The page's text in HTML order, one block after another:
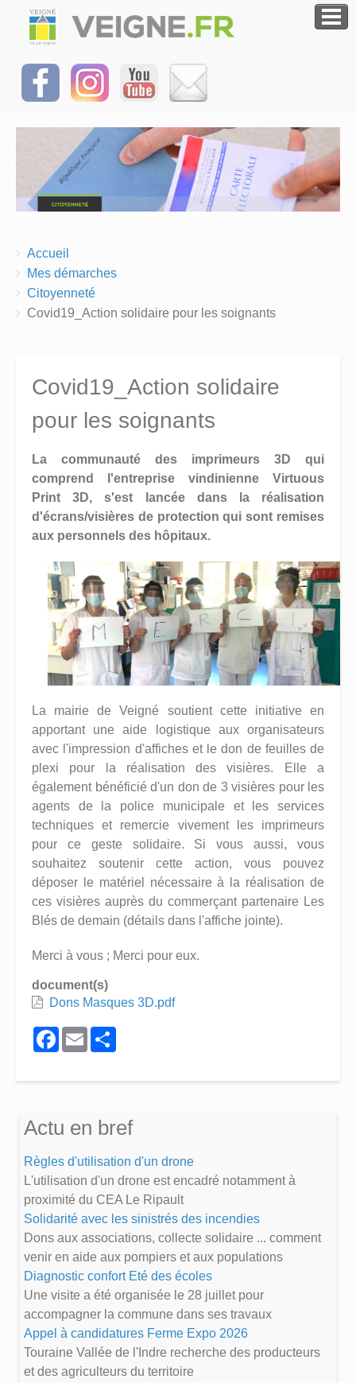
Breadcrumbs
You
are
here:
Accueil
Mes démarches
Citoyenneté
Covid19_Action solidaire pour les soignants
Covid19_Action solidaire
pour les soignants
La communauté des imprimeurs 3D qui
comprend l'entreprise vindinienne Virtuous
Print 3D, s'est lancée dans la réalisation
d'écrans/visières de protection qui sont remises
aux personnels des hôpitaux.
La mairie de Veigné soutient cette initiative en
apportant une aide logistique aux organisateurs
avec l'impression d'affiches et le don de feuilles de
plexi pour la réalisation des visières. Elle a
également bénéficié d'un don de 3 visières pour les
agents de la police municipale et les services
techniques et remercie vivement les imprimeurs
pour ce geste solidaire. Si vous aussi, vous
souhaitez soutenir cette action, vous pouvez
déposer le matériel nécessaire à la réalisation de
ces visières auprès du commerçant partenaire Les
Blés de demain (détails dans l'affiche jointe).
Merci à vous ; Merci pour eux.
document(s)
Dons Masques 3D.pdf
Facebook
Email
Actu en bref
Règles d'utilisation d'un drone
L'utilisation d'un drone est encadré notamment à
proximité du CEA Le Ripault
Solidarité avec les sinistrés des incendies
Dons aux associations, collecte solidaire ... comment
venir en aide aux pompiers et aux populations
Diagnostic confort Eté des écoles
Une visite a été organisée le 28 juillet pour
accompagner la commune dans ses travaux
Appel à candidatures Ferme Expo 2026
Touraine Vallée de l'Indre recherche des producteurs
et des agriculteurs du territoire